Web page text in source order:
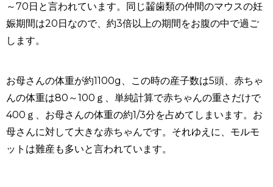
～70日と言われています。同じ齧歯類の仲間のマウスの妊
娠期間は20日なので、約3倍以上の期間をお腹の中で過ご
します。
お母さんの体重が約1100g 、この時の産子数は5頭、赤ちゃ
んの体重は80 ～100 ｇ、単純計算で赤ちゃんの重さだけで
400 ｇ、お母さんの体重の約1/3分を占めてしまいます。お
母さんに対して大きな赤ちゃんです。それゆえに、モルモ
ットは難産も多いと言われています。